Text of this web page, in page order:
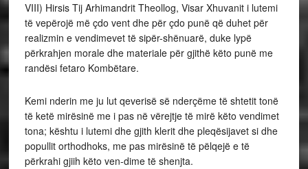
VIII) Hirsis Tij Arhimandrit Theollog, Visar Xhuvanit i lutemi
të vepërojë më çdo vent dhe për çdo punë që duhet për
realizmin e vendimevet të sipër-shënuarë, duke lypë
përkrahjen morale dhe materiale për gjithë këto punë me
randësi fetaro Kombëtare.
Kemi nderin me ju lut qeverisë së nderçëme të shtetit tonë
të ketë mirësinë me i pas në vërejtje të mirë këto vendimet
tona; kështu i lutemi dhe gjith klerit dhe pleqësijavet si dhe
popullit orthodhoks, me pas mirësinë të pëlqejë e të
përkrahi gjiih këto ven-dime të shenjta.